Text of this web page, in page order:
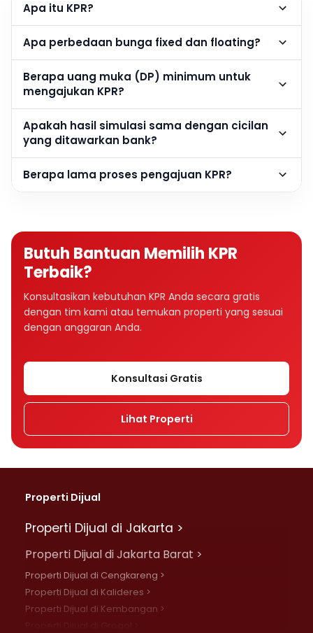
Apa itu KPR?
Apa perbedaan bunga fixed dan floating?
Berapa uang muka (DP) minimum untuk
mengajukan KPR?
Apakah hasil simulasi sama dengan cicilan
yang ditawarkan bank?
Berapa lama proses pengajuan KPR?
Butuh Bantuan Memilih KPR
Terbaik?
Konsultasikan kebutuhan KPR Anda secara gratis
dengan tim kami atau temukan properti yang sesuai
dengan anggaran Anda.
Konsultasi Gratis
Lihat Properti
Properti Dijual
Properti Dijual di Jakarta >
Properti Dijual di Jakarta Barat >
Properti Dijual di Cengkareng >
Properti Dijual di Kalideres >
Properti Dijual di Kembangan >